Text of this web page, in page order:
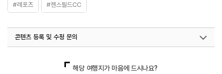
#레포츠 #젠스필드CC
콘텐츠 등록 및 수정 문의
해당 여행지가 마음에 드시나요?